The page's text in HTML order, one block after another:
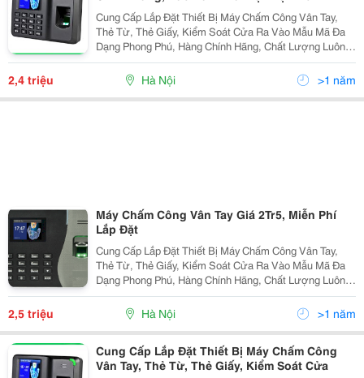
Cung Cấp Lắp Đặt Thiết Bị Máy Chấm Công Vân Tay,
Thẻ Từ, Thẻ Giấy, Kiểm Soát Cửa Ra Vào Mẫu Mã Đa
Dạng Phong Phú, Hàng Chính Hãng, Chất Lượng Luôn
Đảm Bảo C Đuợc Đánh Giá Hàng Đầu Trong Khu Vực
Trong Nhiều Năm Liền Tel 04.39879167 - 0902.199
2,4 triệu Hà Nội >1 năm
Máy Chấm Công Vân Tay Giá 2Tr5, Miễn Phí
Lắp Đặt
Cung Cấp Lắp Đặt Thiết Bị Máy Chấm Công Vân Tay,
Thẻ Từ, Thẻ Giấy, Kiểm Soát Cửa Ra Vào Mẫu Mã Đa
Dạng Phong Phú, Hàng Chính Hãng, Chất Lượng Luôn
Đảm Bảo Đuợc Đánh Giá Hàng Đầu Trong Khu Vực
2,5 triệu Hà Nội >1 năm
Cung Cấp Lắp Đặt Thiết Bị Máy Chấm Công
Vân Tay, Thẻ Từ, Thẻ Giấy, Kiểm Soát Cửa